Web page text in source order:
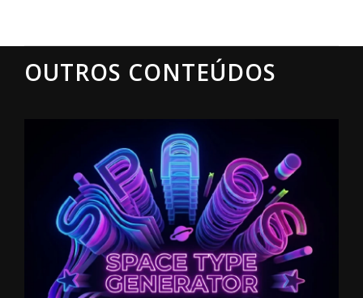
OUTROS CONTEÚDOS